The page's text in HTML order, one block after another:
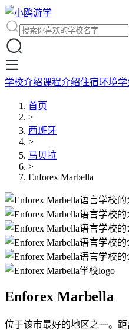
学校介绍课程介绍住宿环境
首页
>
西班牙
>
马贝拉
>
Enforex Marbella
Enforex Marbella
位于该市最好的地区之一。